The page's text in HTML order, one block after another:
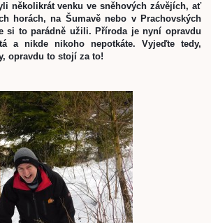
několikrát venku ve sněhových závějích, ať
horách, na Šumavě nebo v Prachovských
si to parádně užili. Příroda je nyní opravdu
a nikde nikoho nepotkáte. Vyjeďte tedy,
opravdu to stojí za to!